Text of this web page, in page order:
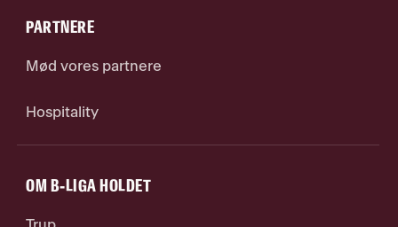
PARTNERE
Mød vores partnere
Hospitality
OM B-LIGA HOLDET